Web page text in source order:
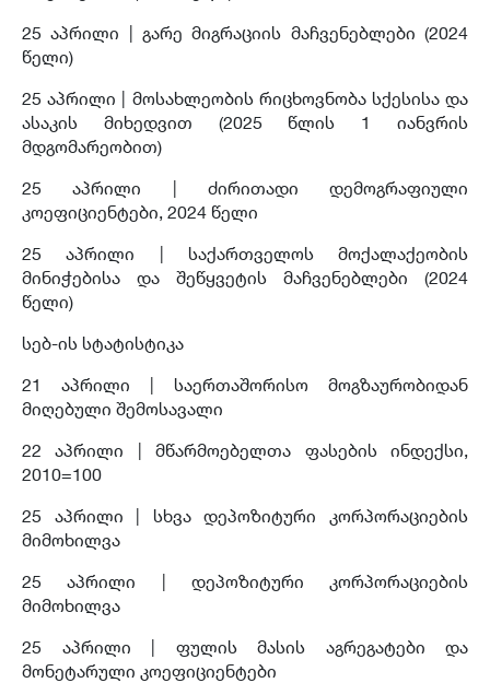
25 აპრილი | გარე მიგრაციის მაჩვენებლები (2024
წელი)
25 აპრილი | მოსახლეობის რიცხოვნობა სქესისა და
ასაკის მიხედვით (2025 წლის 1 იანვრის
მდგომარეობით)
25 აპრილი | ძირითადი დემოგრაფიული
კოეფიციენტები, 2024 წელი
25 აპრილი | საქართველოს მოქალაქეობის
მინიჭებისა და შეწყვეტის მაჩვენებლები (2024
წელი)
სებ-ის სტატისტიკა
21 აპრილი | საერთაშორისო მოგზაურობიდან
მიღებული შემოსავალი
22 აპრილი |მწარმოებელთა ფასების ინდექსი,
2010=100
25 აპრილი | სხვა დეპოზიტური კორპორაციების
მიმოხილვა
25 აპრილი | დეპოზიტური კორპორაციების
მიმოხილვა
25 აპრილი | ფულის მასის აგრეგატები და
მონეტარული კოეფიციენტები